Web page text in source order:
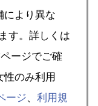
より異な
す。詳しくは
ージでご確
のみ利用
ージ、 利用規